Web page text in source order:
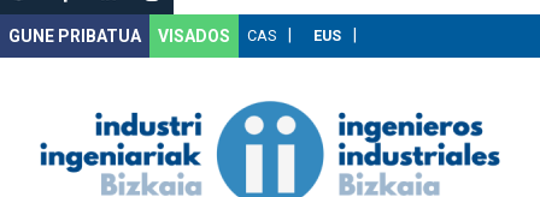
VISADOS
Leihatila